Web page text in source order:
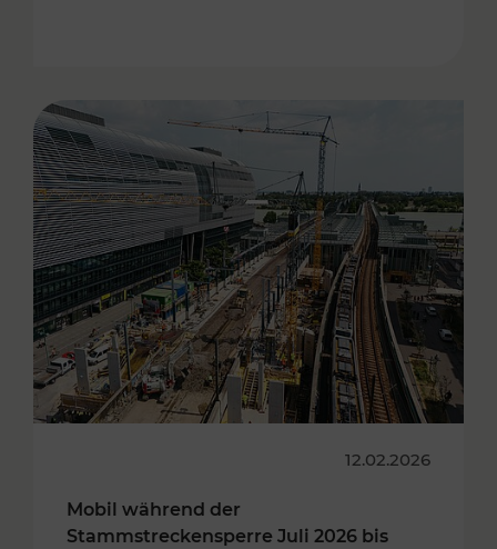
12.02.2026
Mobil während der
Stammstreckensperre Juli 2026 bis